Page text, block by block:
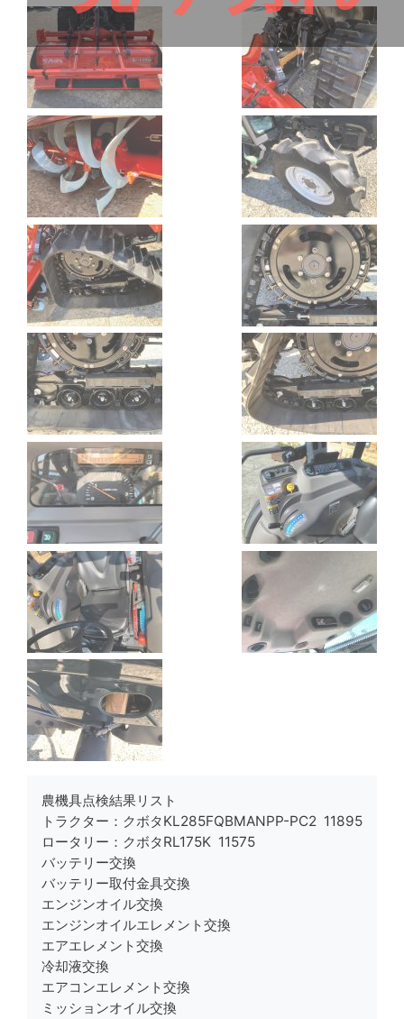
農機具点検結果リスト
トラクター：クボタKL285FQBMANPP-PC2 11895
ロータリー：クボタRL175K 11575
バッテリー交換
バッテリー取付金具交換
エンジンオイル交換
エンジンオイルエレメント交換
エアエレメント交換
冷却液交換
エアコンエレメント交換
ミッションオイル交換